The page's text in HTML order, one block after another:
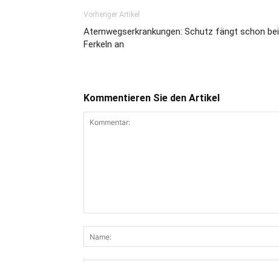
Vorheriger Artikel
Atemwegserkrankungen: Schutz fängt schon bei
Ferkeln an
Kommentieren Sie den Artikel